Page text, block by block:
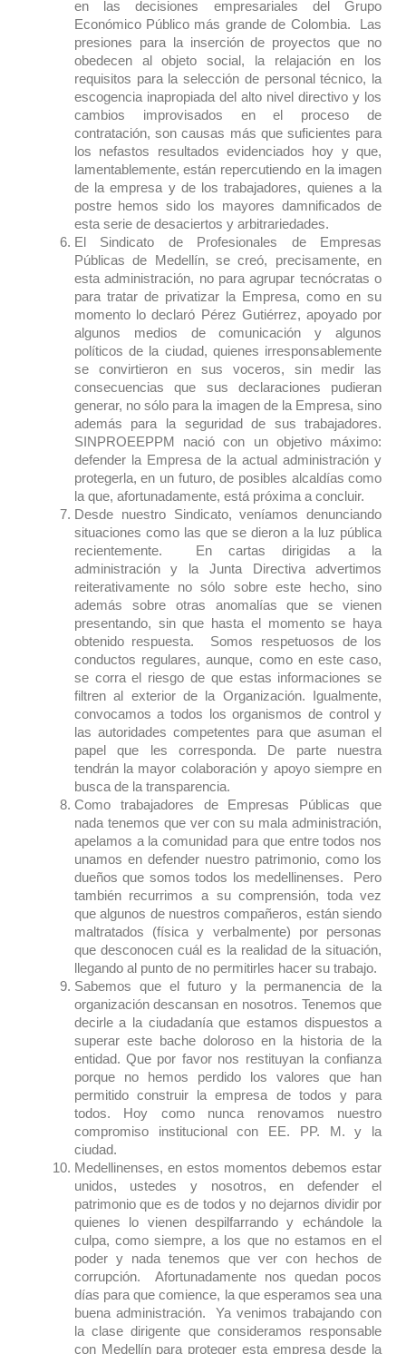
en las decisiones empresariales del Grupo
Económico Público más grande de Colombia. Las
presiones para la inserción de proyectos que no
obedecen al objeto social, la relajación en los
requisitos para la selección de personal técnico, la
escogencia inapropiada del alto nivel directivo y los
cambios improvisados en el proceso de
contratación, son causas más que suficientes para
los nefastos resultados evidenciados hoy y que,
lamentablemente, están repercutiendo en la imagen
de la empresa y de los trabajadores, quienes a la
postre hemos sido los mayores damnificados de
esta serie de desaciertos y arbitrariedades.
El Sindicato de Profesionales de Empresas
Públicas de Medellín, se creó, precisamente, en
esta administración, no para agrupar tecnócratas o
para tratar de privatizar la Empresa, como en su
momento lo declaró Pérez Gutiérrez, apoyado por
algunos medios de comunicación y algunos
políticos de la ciudad, quienes irresponsablemente
se convirtieron en sus voceros, sin medir las
consecuencias que sus declaraciones pudieran
generar, no sólo para la imagen de la Empresa, sino
además para la seguridad de sus trabajadores.
SINPROEEPPM nació con un objetivo máximo:
defender la Empresa de la actual administración y
protegerla, en un futuro, de posibles alcaldías como
la que, afortunadamente, está próxima a concluir.
Desde nuestro Sindicato, veníamos denunciando
situaciones como las que se dieron a la luz pública
recientemente. En cartas dirigidas a la
administración y la Junta Directiva advertimos
reiterativamente no sólo sobre este hecho, sino
además sobre otras anomalías que se vienen
presentando, sin que hasta el momento se haya
obtenido respuesta. Somos respetuosos de los
conductos regulares, aunque, como en este caso,
se corra el riesgo de que estas informaciones se
filtren al exterior de la Organización. Igualmente,
convocamos a todos los organismos de control y
las autoridades competentes para que asuman el
papel que les corresponda. De parte nuestra
tendrán la mayor colaboración y apoyo siempre en
busca de la transparencia.
Como trabajadores de Empresas Públicas que
nada tenemos que ver con su mala administración,
apelamos a la comunidad para que entre todos nos
unamos en defender nuestro patrimonio, como los
dueños que somos todos los medellinenses. Pero
también recurrimos a su comprensión, toda vez
que algunos de nuestros compañeros, están siendo
maltratados (física y verbalmente) por personas
que desconocen cuál es la realidad de la situación,
llegando al punto de no permitirles hacer su trabajo.
Sabemos que el futuro y la permanencia de la
organización descansan en nosotros. Tenemos que
decirle a la ciudadanía que estamos dispuestos a
superar este bache doloroso en la historia de la
entidad. Que por favor nos restituyan la confianza
porque no hemos perdido los valores que han
permitido construir la empresa de todos y para
todos. Hoy como nunca renovamos nuestro
compromiso institucional con EE. PP. M. y la
ciudad.
Medellinenses, en estos momentos debemos estar
unidos, ustedes y nosotros, en defender el
patrimonio que es de todos y no dejarnos dividir por
quienes lo vienen despilfarrando y echándole la
culpa, como siempre, a los que no estamos en el
poder y nada tenemos que ver con hechos de
corrupción. Afortunadamente nos quedan pocos
días para que comience, la que esperamos sea una
buena administración. Ya venimos trabajando con
la clase dirigente que consideramos responsable
con Medellín para proteger esta empresa desde la